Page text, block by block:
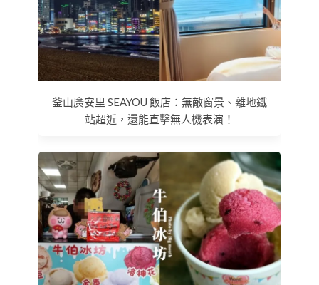
釜山廣安里 SEAYOU 飯店：無敵窗景、離地鐵
站超近，還能直擊無人機表演！